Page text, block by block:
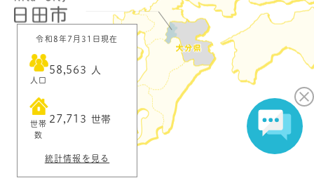
令和8年7月31日現在
人口
58,563 人
世帯
数
27,713 世帯
統計情報を見る